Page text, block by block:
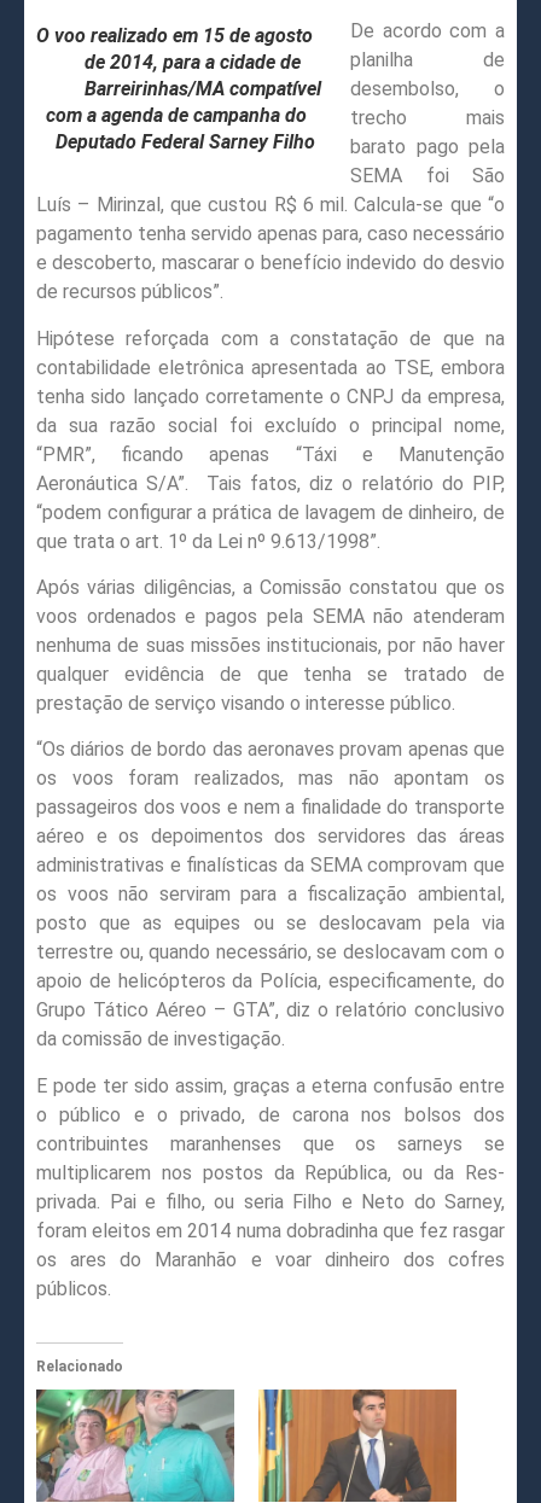
O voo realizado em 15 de agosto
de 2014, para a cidade de
Barreirinhas/MA compatível
com a agenda de campanha do
Deputado Federal Sarney Filho
De acordo com a
planilha de
desembolso, o
trecho mais
barato pago pela
SEMA foi São
Luís – Mirinzal, que custou R$ 6 mil. Calcula-se que “o
pagamento tenha servido apenas para, caso necessário
e descoberto, mascarar o benefício indevido do desvio
de recursos públicos”.
Hipótese reforçada com a constatação de que na
contabilidade eletrônica apresentada ao TSE, embora
tenha sido lançado corretamente o CNPJ da empresa,
da sua razão social foi excluído o principal nome,
“PMR”, ficando apenas “Táxi e Manutenção
Aeronáutica S/A”.
Tais fatos, diz o relatório do PIP,
“podem configurar a prática de lavagem de dinheiro, de
que trata o art. 1º da Lei nº 9.613/1998”.
Após várias diligências, a Comissão constatou que os
voos ordenados e pagos pela SEMA não atenderam
nenhuma de suas missões institucionais, por não haver
qualquer evidência de que tenha se tratado de
prestação de serviço visando o interesse público.
“Os diários de bordo das aeronaves provam apenas que
os voos foram realizados, mas não apontam os
passageiros dos voos e nem a finalidade do transporte
aéreo e os depoimentos dos servidores das áreas
administrativas e finalísticas da SEMA comprovam que
os voos não serviram para a fiscalização ambiental,
posto que as equipes ou se deslocavam pela via
terrestre ou, quando necessário, se deslocavam com o
apoio de helicópteros da Polícia, especificamente, do
Grupo Tático Aéreo – GTA”, diz o relatório conclusivo
da comissão de investigação.
E pode ter sido assim, graças a eterna confusão entre
o público e o privado, de carona nos bolsos dos
contribuintes maranhenses que os sarneys se
multiplicarem nos postos da República, ou da Res-
privada. Pai e filho, ou seria Filho e Neto do Sarney,
foram eleitos em 2014 numa dobradinha que fez rasgar
os ares do Maranhão e voar dinheiro dos cofres
públicos.
Relacionado